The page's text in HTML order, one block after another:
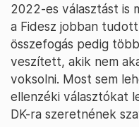
2022-es választást is
a Fidesz jobban
összefogás pedig
veszített, akik nem
voksolni. Most sem
ellenzéki választókat
DK-ra szeretnének